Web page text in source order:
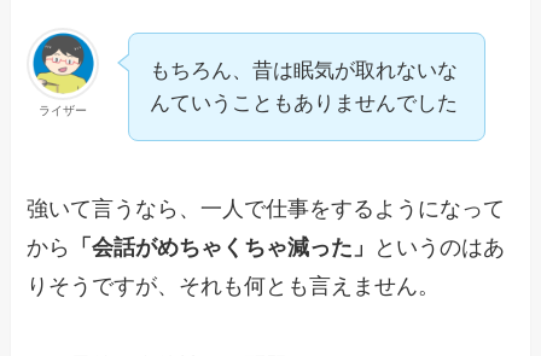
ライザー
もちろん、昔は眠気が取れないな
んていうこともありませんでした
強いて言うなら、一人で仕事をするようになって
から
「会話がめちゃくちゃ減った」
というのはあ
りそうですが、それも何とも言えません。